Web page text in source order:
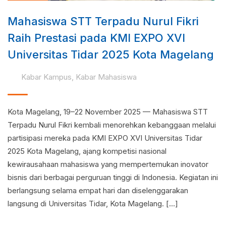
Mahasiswa STT Terpadu Nurul Fikri
Raih Prestasi pada KMI EXPO XVI
Universitas Tidar 2025 Kota Magelang
Kabar Kampus, Kabar Mahasiswa
Kota Magelang, 19–22 November 2025 — Mahasiswa STT
Terpadu Nurul Fikri kembali menorehkan kebanggaan melalui
partisipasi mereka pada KMI EXPO XVI Universitas Tidar
2025 Kota Magelang, ajang kompetisi nasional
kewirausahaan mahasiswa yang mempertemukan inovator
bisnis dari berbagai perguruan tinggi di Indonesia. Kegiatan ini
berlangsung selama empat hari dan diselenggarakan
langsung di Universitas Tidar, Kota Magelang. […]